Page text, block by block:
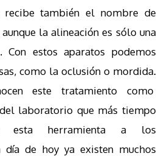
recibe también el nombre de
aunque la alineación es sólo una
estos aparatos podemos
como la oclusión o mordida.
este tratamiento como
laboratorio que más tiempo
esta herramienta a los
día de hoy ya existen muchos